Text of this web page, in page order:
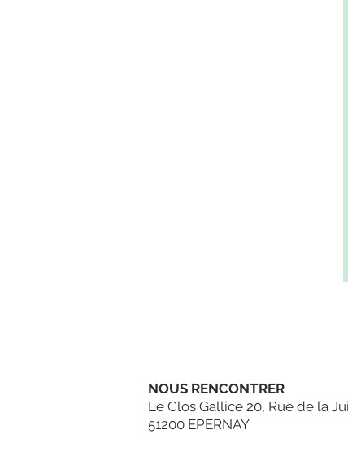
NOUS RENCONTRER
Le Clos Gallice 20, Rue de la
51200 EPERNAY